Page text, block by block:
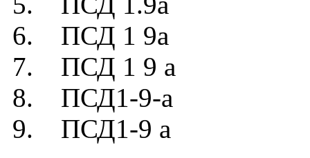
6. ПСД 1 9а
7. ПСД 1 9 а
8. ПСД1-9-а
9. ПСД1-9 а